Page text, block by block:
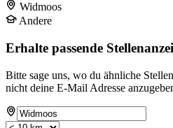
Widmoos
Andere
Erhalte passende
Bitte sage uns, wo du ähnliche
nicht deine E-Mail Adresse